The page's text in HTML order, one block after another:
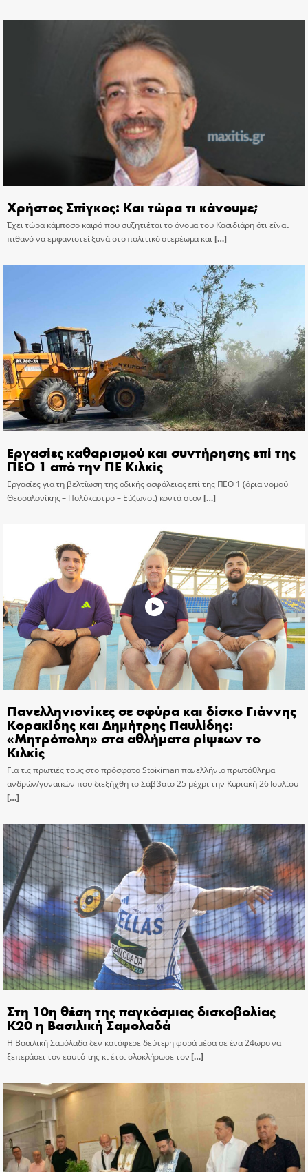
Χρήστος Σπίγκος: Και τώρα τι κάνουμε;
Έχει τώρα κάμποσο καιρό που συζητιέται το όνομα του Κασιδιάρη ότι είναι
πιθανό να εμφανιστεί ξανά στο πολιτικό στερέωμα και[…]
Εργασίες καθαρισμού και συντήρησης επί της
ΠΕΟ 1 από την ΠΕ Κιλκίς
Εργασίες για τη βελτίωση της οδικής ασφάλειας επί της ΠΕΟ 1 (όρια νομού
Θεσσαλονίκης – Πολύκαστρο – Εύζωνοι) κοντά στον […]
Πανελληνιονίκες σε σφύρα και δίσκο Γιάννης
Κορακίδης και Δημήτρης Παυλίδης:
«Μητρόπολη» στα αθλήματα ρίψεων το
Κιλκίς
Για τις πρωτιές τους στο πρόσφατο Stoiximan πανελλήνιο πρωτάθλημα
ανδρών/γυναικών που διεξήχθη το Σάββατο 25 μέχρι την Κυριακή 26 Ιουλίου
[…]
Στη 10η θέση της παγκόσμιας δισκοβολίας
Κ20 η Βασιλική Σαμολαδά
Η Βασιλική Σαμόλαδα δεν κατάφερε δεύτερη φορά μέσα σε ένα 24ωρο να
ξεπεράσει τον εαυτό της κι έτσι ολοκλήρωσε τον[…]